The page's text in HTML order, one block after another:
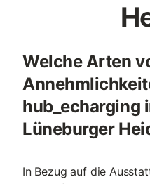
Welche Arten
hub_echarging
Lüneburger
In Bezug auf die